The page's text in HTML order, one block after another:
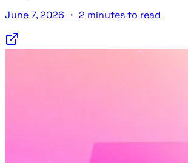
June 7, 2026 ・ 2 minutes to read